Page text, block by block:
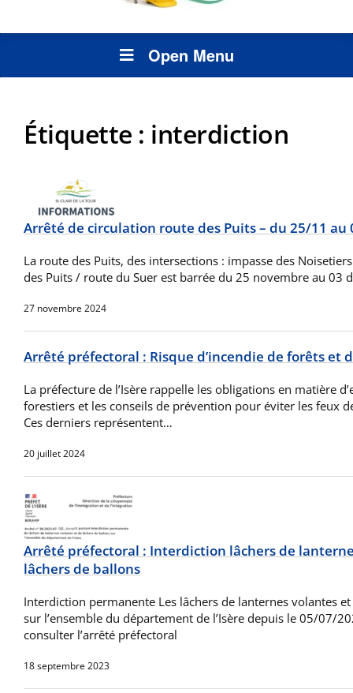
Open Menu
Étiquette : interdiction
Arrêté de circulation route des Puits – du 25/11 au
La route des Puits, des intersections : impasse des
des Puits / route du Suer est barrée du 25 novembre au 03
27 novembre 2024
Arrêté préfectoral : Risque d’incendie de forêts et
La préfecture de l’Isère rappelle les obligations en matière
forestiers et les conseils de prévention pour éviter les feux
Ces derniers représentent…
20 juillet 2024
Arrêté préfectoral : Interdiction lâchers de
lâchers de ballons
Interdiction permanente Les lâchers de lanternes volantes
sur l’ensemble du département de l’Isère depuis le 05/07/
consulter l’arrêté préfectoral
18 septembre 2023